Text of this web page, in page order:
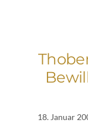
18. Januar